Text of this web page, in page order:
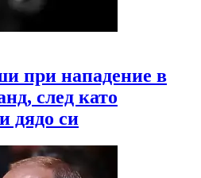
при нападение в
след като
дядо си